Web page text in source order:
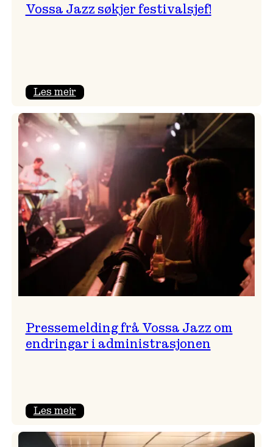
Vossa Jazz søkjer festivalsjef!
Les meir:
Jazz
søkjer
Pressemelding frå Vossa Jazz om
endringar i administrasjonen
Les meir:
frå